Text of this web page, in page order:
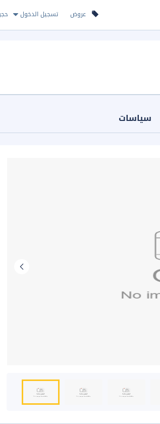
عروض تسجيل الدخول
سياسات